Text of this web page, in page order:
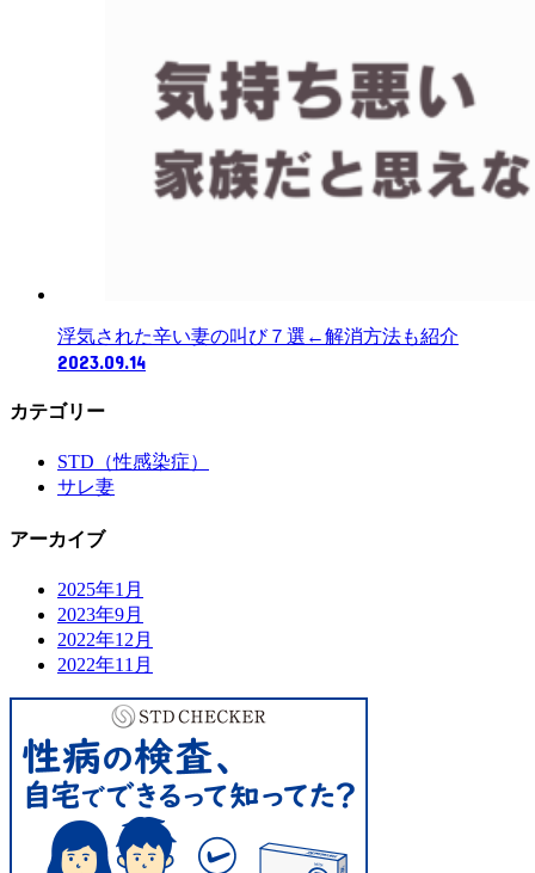
浮気された辛い妻の叫び７選←解消方法も紹介
2023.09.14
カテゴリー
STD（性感染症）
サレ妻
アーカイブ
2025年1月
2023年9月
2022年12月
2022年11月